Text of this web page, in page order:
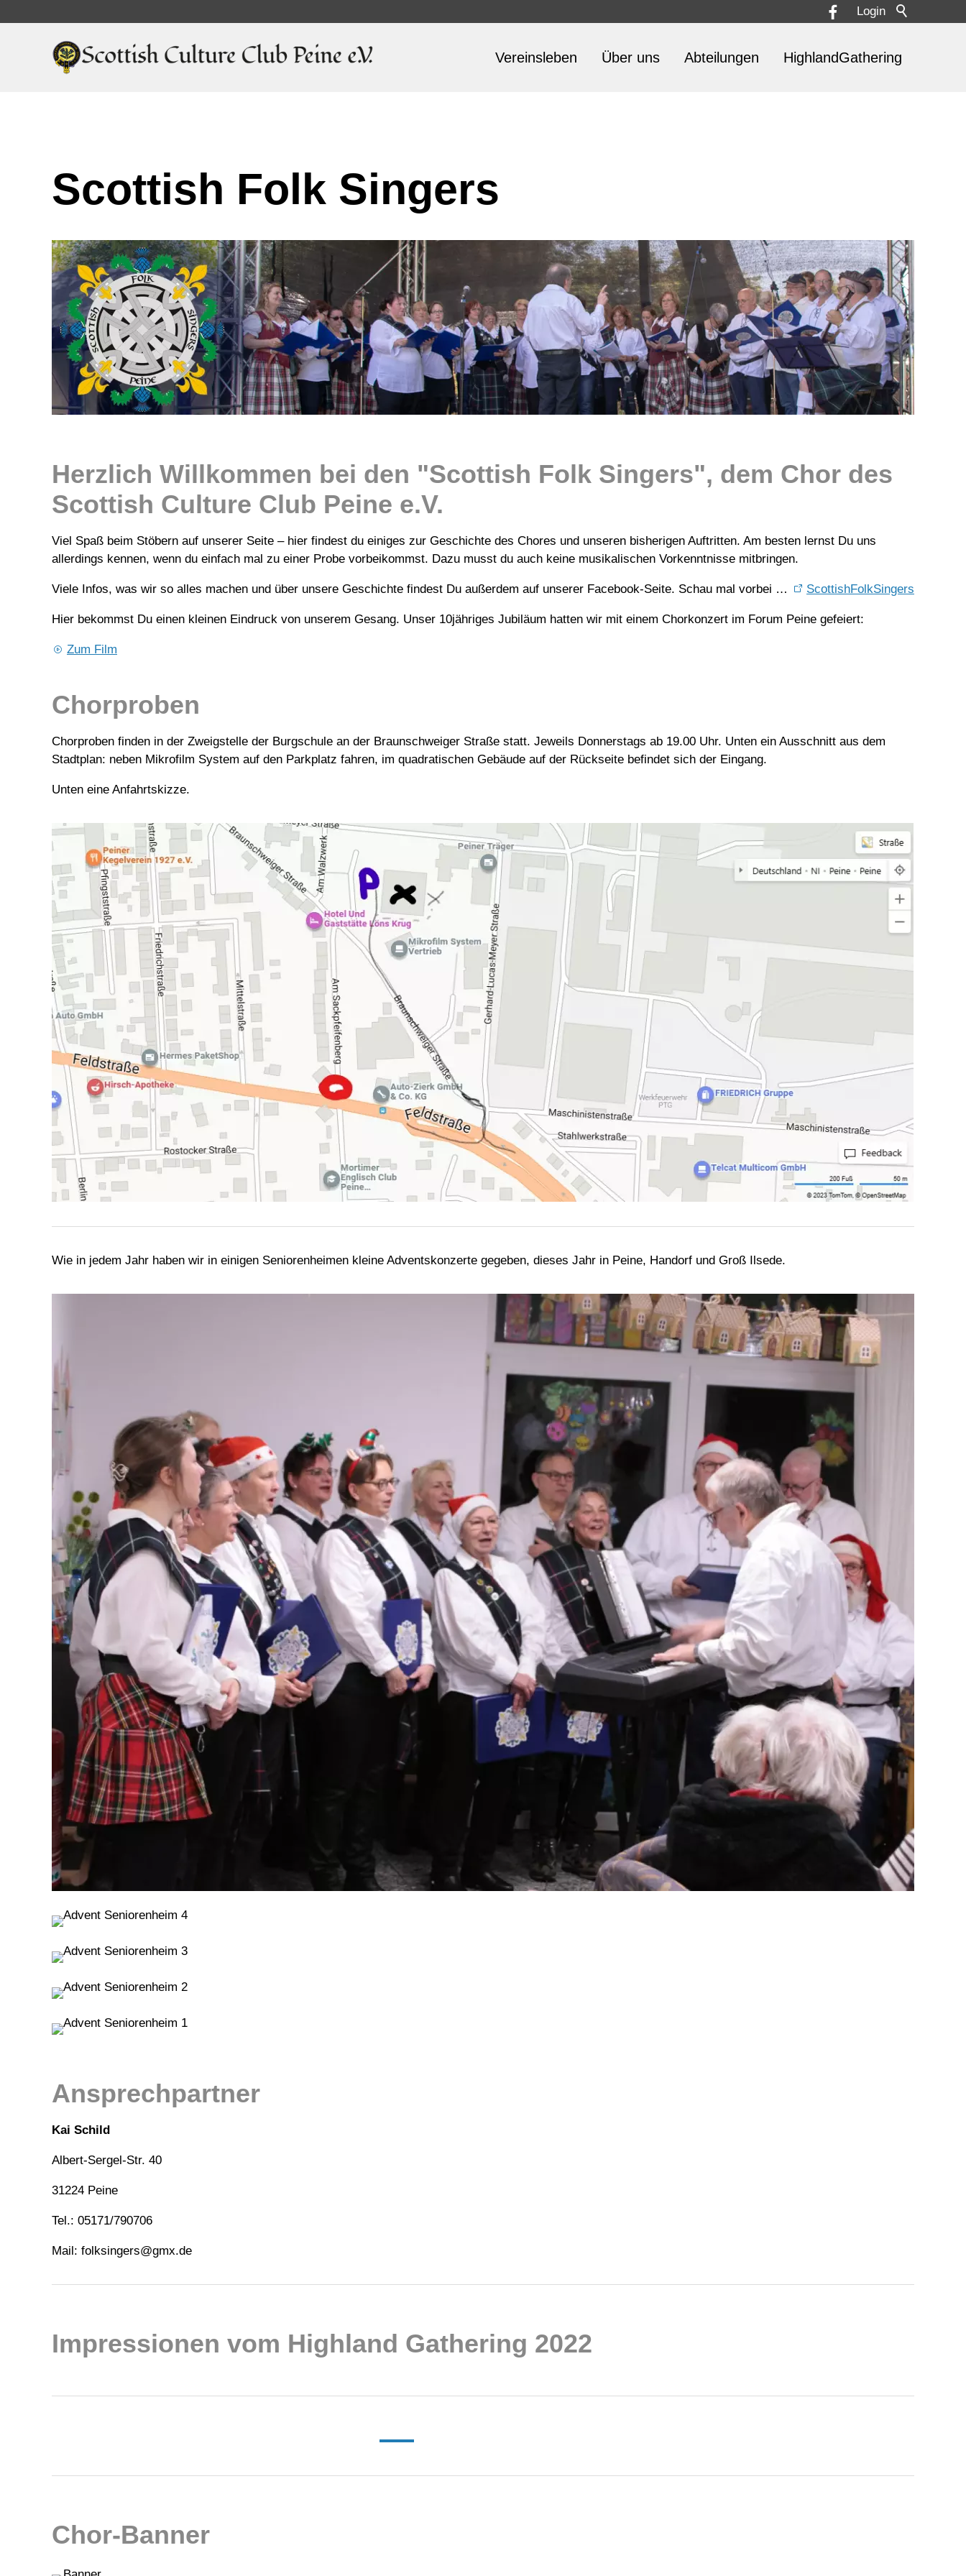
Login
Vereinsleben Über uns Abteilungen HighlandGathering
Scottish Folk Singers
Herzlich Willkommen bei den "Scottish Folk Singers", dem Chor des
Scottish Culture Club Peine e.V.
Viel Spaß beim Stöbern auf unserer Seite – hier findest du einiges zur Geschichte des Chores und unseren bisherigen Auftritten. Am besten lernst Du uns
allerdings kennen, wenn du einfach mal zu einer Probe vorbeikommst. Dazu musst du auch keine musikalischen Vorkenntnisse mitbringen.
Viele Infos, was wir so alles machen und über unsere Geschichte findest Du außerdem auf unserer Facebook-Seite. Schau mal vorbei … ScottishFolkSingers
Hier bekommst Du einen kleinen Eindruck von unserem Gesang. Unser 10jähriges Jubiläum hatten wir mit einem Chorkonzert im Forum Peine gefeiert:
Zum Film
Chorproben
Chorproben finden in der Zweigstelle der Burgschule an der Braunschweiger Straße statt. Jeweils Donnerstags ab 19.00 Uhr. Unten ein Ausschnitt aus dem
Stadtplan: neben Mikrofilm System auf den Parkplatz fahren, im quadratischen Gebäude auf der Rückseite befindet sich der Eingang.
Unten eine Anfahrtskizze.
Wie in jedem Jahr haben wir in einigen Seniorenheimen kleine Adventskonzerte gegeben, dieses Jahr in Peine, Handorf und Groß Ilsede.
Ansprechpartner
Kai Schild
Albert-Sergel-Str. 40
31224 Peine
Tel.: 05171/790706
Mail: folksingers@gmx.de
Impressionen vom Highland Gathering 2022
Chor-Banner